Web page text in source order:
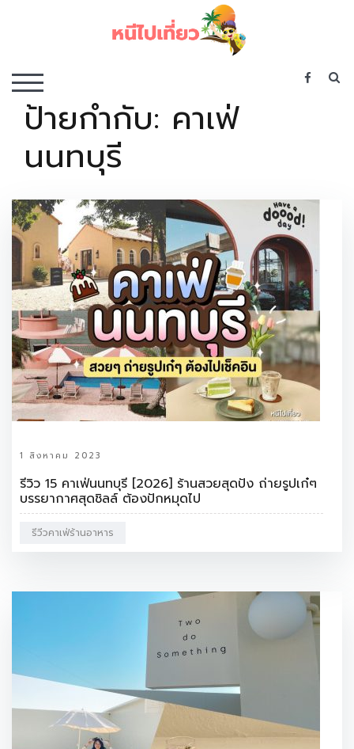
TOGGLE MOBILE MENU
ป้ายกำกับ: คาเฟ่
นนทบุรี
1 สิงหาคม 2023
รีวิว 15 คาเฟ่นนทบุรี [2026] ร้านสวยสุดปัง ถ่ายรูปเก๋ๆ
บรรยากาศสุดชิลล์ ต้องปักหมุดไป
รีวีวคาเฟ่ร้านอาหาร